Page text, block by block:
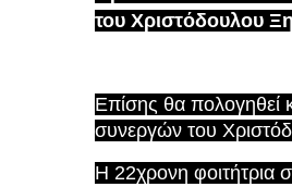
του Χριστόδουλου
Επίσης θα πολογηθεί
συνεργών του
Η 22χρονη φοιτήτρια